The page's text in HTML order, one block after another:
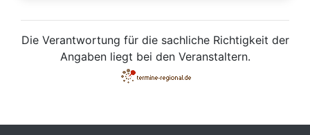
Die Verantwortung für die sachliche Richtigkeit der
Angaben liegt bei den Veranstaltern.